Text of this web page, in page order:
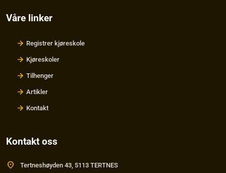
Våre linker
Registrer kjøreskole
Kjøreskoler
Tilhenger
Artikler
Kontakt
Kontakt oss
location_on Tertneshøyden 43, 5113 TERTNES